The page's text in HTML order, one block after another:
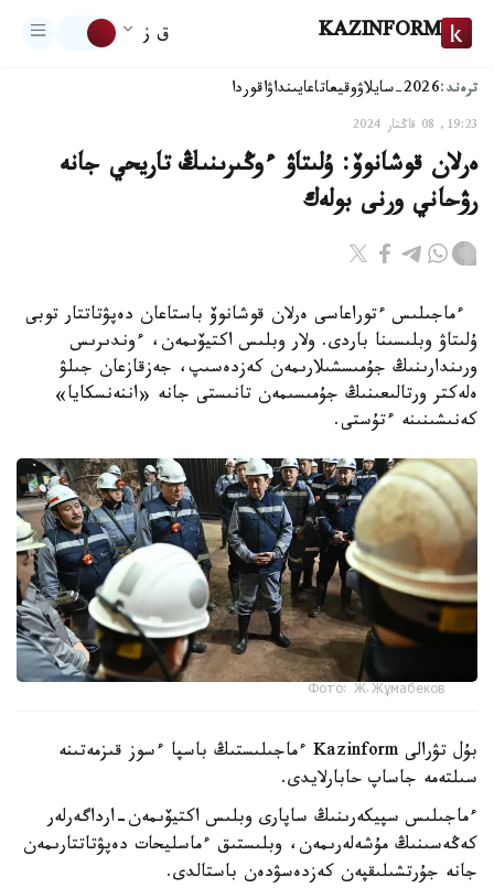
KAZINFORM ق ز
ترەند:2026-سايلاۋ وقيعاتاعايىنداۋاقوردا
19:23, 08 قاڭتار 2024
ەرلان قوشانوۆ: ۇلىتاۋ ءوڭىرىنىڭ تاريحي جانە
رۋحاني ورنى بولەك
ءماجىلىس ءتوراعاسى ەرلان قوشانوۆ باستاعان دەپۋتاتتار توبى
ۇلىتاۋ وبلىسىنا باردى. ولار وبلىس اكتيۆىمەن، ءوندىرىس
ورىندارىنىڭ جۇمىسشىلارىمەن كەزدەسىپ، جەزقازعان جىلۋ
ەلەكتر ورتالىعىنىڭ جۇمىسىمەن تانىستى جانە «اننەنسكايا»
كەنىشىنىنە ءتۇستى.
Фото: Ж.Жұмабеков
بۇل تۋرالى Kazinform ءماجىلىستىڭ باسپا ءسوز قىزمەتىنە
سىلتەمە جاساپ حابارلايدى.
ءماجىلىس سپيكەرىنىڭ ساپارى وبلىس اكتيۆىمەن-ارداگەرلەر
كەڭەسىنىڭ مۇشەلەرىمەن، وبلىستىق ءماسليحات دەپۋتاتتارىمەن
جانە جۇرتشىلىقپەن كەزدەسۋدەن باستالدى.